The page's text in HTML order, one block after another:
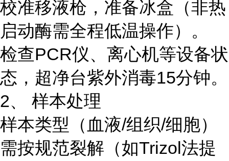
校准移液枪，准备冰盒（非热
启动酶需全程低温操作）。
检查PCR仪、离心机等设备状
态，超净台紫外消毒15分钟。
2、 样本处理
样本类型（血液/组织/细胞）
需按规范裂解（如Trizol法提